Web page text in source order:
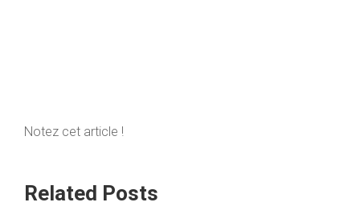
Notez cet article !
Related Posts